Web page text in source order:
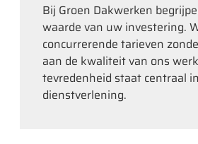
Bij Groen Dakwerken
waarde van uw investering.
concurrerende tarieven
aan de kwaliteit van ons
tevredenheid staat centraal
dienstverlening.